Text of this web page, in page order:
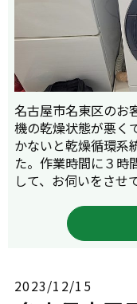
名古屋市名東区のお
機の乾燥状態が悪く
かないと乾燥循環系
た。作業時間に３時
して、お伺いをさ
2023/12/15